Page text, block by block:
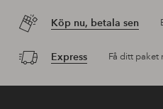
Köp nu, betala sen
Express Få ditt